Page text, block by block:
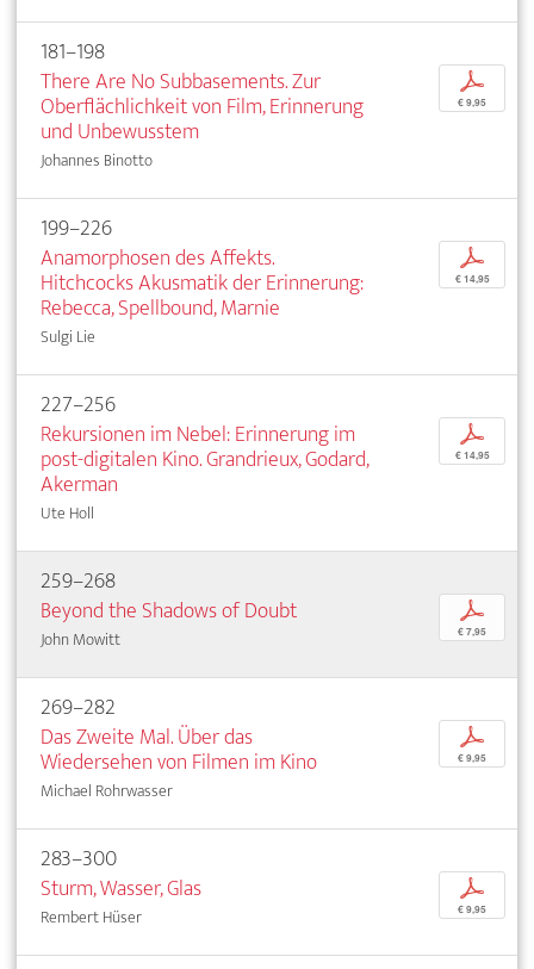
181–198
There Are No Subbasements. Zur
Oberflächlichkeit von Film, Erinnerung
und Unbewusstem
Johannes Binotto
p
€ 9,95
199–226
Anamorphosen des Affekts.
Hitchcocks Akusmatik der Erinnerung:
Rebecca, Spellbound, Marnie
Sulgi Lie
p
€ 14,95
227–256
Rekursionen im Nebel: Erinnerung im
post-digitalen Kino. Grandrieux, Godard,
Akerman
Ute Holl
p
€ 14,95
259–268
Beyond the Shadows of Doubt
John Mowitt
p
€ 7,95
269–282
Das Zweite Mal. Über das
Wiedersehen von Filmen im Kino
Michael Rohrwasser
p
€ 9,95
283–300
Sturm, Wasser, Glas
Rembert Hüser
p
€ 9,95